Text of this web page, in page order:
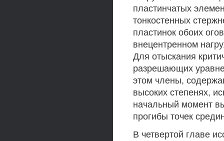
пластинчатых
тонкостенных
пластинок обоих
внецентренном
Для отыскания
разрешающих
этом члены,
высоких степенях,
начальный момент
прогибы точек
В четвертой главе